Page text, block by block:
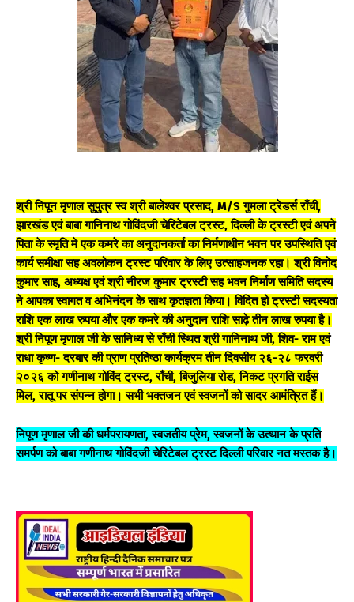
श्री निपून मृणाल सुपुत्र स्व श्री बालेश्वर प्रसाद, M/S गुमला ट्रेडर्स राँची,
झारखंड एवं बाबा गानिनाथ गोविंदजी चेरिटेबल ट्रस्ट, दिल्ली के ट्रस्टी एवं अपने
पिता के स्मृति मे एक कमरे का अनुदानकर्ता का निर्मणाधीन भवन पर उपस्थिति एवं
कार्य समीक्षा सह अवलोकन ट्रस्ट परिवार के लिए उत्साहजनक रहा। श्री विनोद
कुमार साह, अध्यक्ष एवं श्री नीरज कुमार ट्रस्टी सह भवन निर्माण समिति सदस्य
ने आपका स्वागत व अभिनंदन के साथ कृतज्ञता किया। विदित हो ट्रस्टी सदस्यता
राशि एक लाख रुपया और एक कमरे की अनुदान राशि साढ़े तीन लाख रुपया है।
श्री निपूण मृणाल जी के सानिध्य से राँची स्थित श्री गानिनाथ जी, शिव- राम एवं
राधा कृष्ण- दरबार की प्राण प्रतिष्ठा कार्यक्रम तीन दिवसीय २६-२८ फरवरी
२०२६ को गणीनाथ गोविंद ट्रस्ट, राँची, बिजुलिया रोड, निकट प्रगति राईस
मिल, रातू पर संपन्न होगा। सभी भक्तजन एवं स्वजनों को सादर आमंत्रित हैं।
निपूण मृणाल जी की धर्मपरायणता, स्वजतीय प्रेम, स्वजनों के उत्थान के प्रति
समर्पण को बाबा गणीनाथ गोविंदजी चेरिटेबल ट्रस्ट दिल्ली परिवार नत मस्तक है।